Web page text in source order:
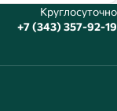
Круглосуточно
+7 (343) 357-92-19